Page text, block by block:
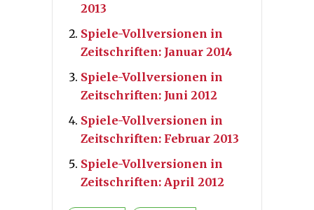
2013
Spiele-Vollversionen in
Zeitschriften: Januar 2014
Spiele-Vollversionen in
Zeitschriften: Juni 2012
Spiele-Vollversionen in
Zeitschriften: Februar 2013
Spiele-Vollversionen in
Zeitschriften: April 2012